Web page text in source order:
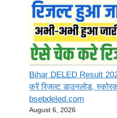
Bihar DELED Result
करें रिजल्ट डाउनलोड,
bsebdeled.com
August 6, 2026